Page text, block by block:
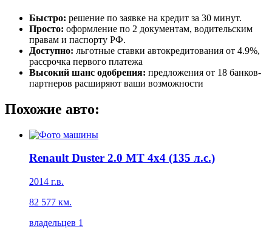
Быстро: решение по заявке на кредит за 30 минут.
Просто: оформление по 2 документам, водительским
правам и паспорту РФ.
Доступно: льготные ставки автокредитования от 4.9%,
рассрочка первого платежа
Высокий шанс одобрения: предложения от 18 банков-
партнеров расширяют ваши возможности
Похожие авто:
Renault Duster 2.0 MT 4x4 (135 л.с.)
2014 г.в.
82 577 км.
владельцев 1